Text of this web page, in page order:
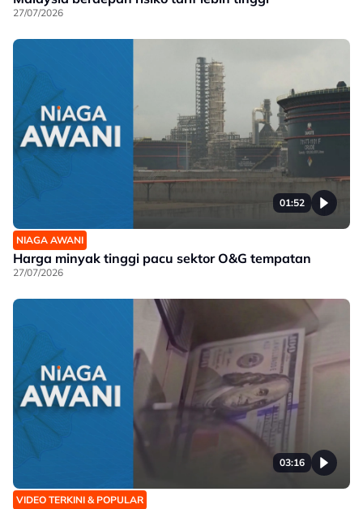
27/07/2026
01:52
NIAGA AWANI
Harga minyak tinggi pacu sektor O&G tempatan
27/07/2026
03:16
VIDEO TERKINI & POPULAR